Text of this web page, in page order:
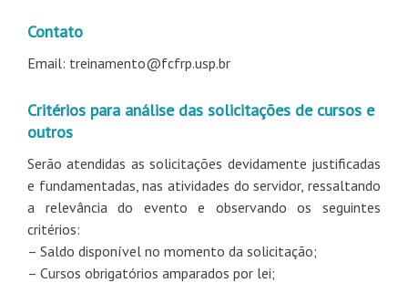
Contato
Email: treinamento@fcfrp.usp.br
Critérios para análise das solicitações de cursos e
outros
Serão atendidas as solicitações devidamente justificadas
e fundamentadas, nas atividades do servidor, ressaltando
a relevância do evento e observando os seguintes
critérios:
– Saldo disponível no momento da solicitação;
– Cursos obrigatórios amparados por lei;